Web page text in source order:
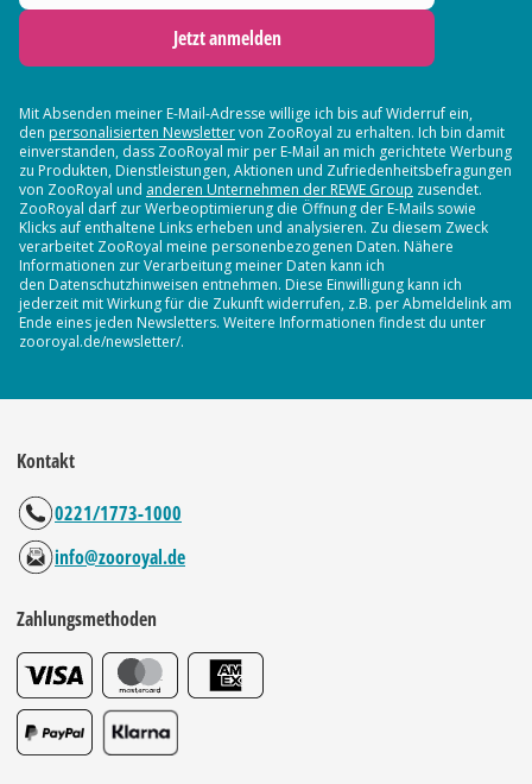
Jetzt anmelden
Mit Absenden meiner E-Mail-Adresse willige ich bis auf Widerruf ein,
den personalisierten Newslettervon ZooRoyal zu erhalten. Ich bin damit
einverstanden, dass ZooRoyal mir per E-Mail an mich gerichtete Werbung
zu Produkten, Dienstleistungen, Aktionen und Zufriedenheitsbefragungen
von ZooRoyal und anderen Unternehmen der REWE Group zusendet.
ZooRoyal darf zur Werbeoptimierung die Öffnung der E-Mails sowie
Klicks auf enthaltene Links erheben und analysieren. Zu diesem Zweck
verarbeitet ZooRoyal meine personenbezogenen Daten. Nähere
Informationen zur Verarbeitung meiner Daten kann ich
den Datenschutzhinweisen entnehmen. Diese Einwilligung kann ich
jederzeit mit Wirkung für die Zukunft widerrufen, z.B. per Abmeldelink am
Ende eines jeden Newsletters. Weitere Informationen findest du unter
zooroyal.de/newsletter/.
Kontakt
0221/1773-1000
info@zooroyal.de
Zahlungsmethoden